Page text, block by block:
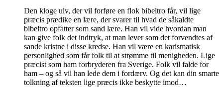
Den kloge ulv, der vil forføre en flok bibeltro får, vil lige
præcis prædike en lære, der svarer til hvad de såkaldte
bibeltro opfatter som sand lære. Han vil vide hvordan man
kan give folk det indtryk, at man lever som det forvendtes af
sande kristne i disse kredse. Han vil være en karismatisk
personlighed som får folk til at strømme til menigheden. Lige
præcist som ham forbryderen fra Sverige. Folk vil falde for
ham – og så vil han lede dem i fordærv. Og det kan din smarte
tolkning af teksten lige præcis ikke beskytte imod…